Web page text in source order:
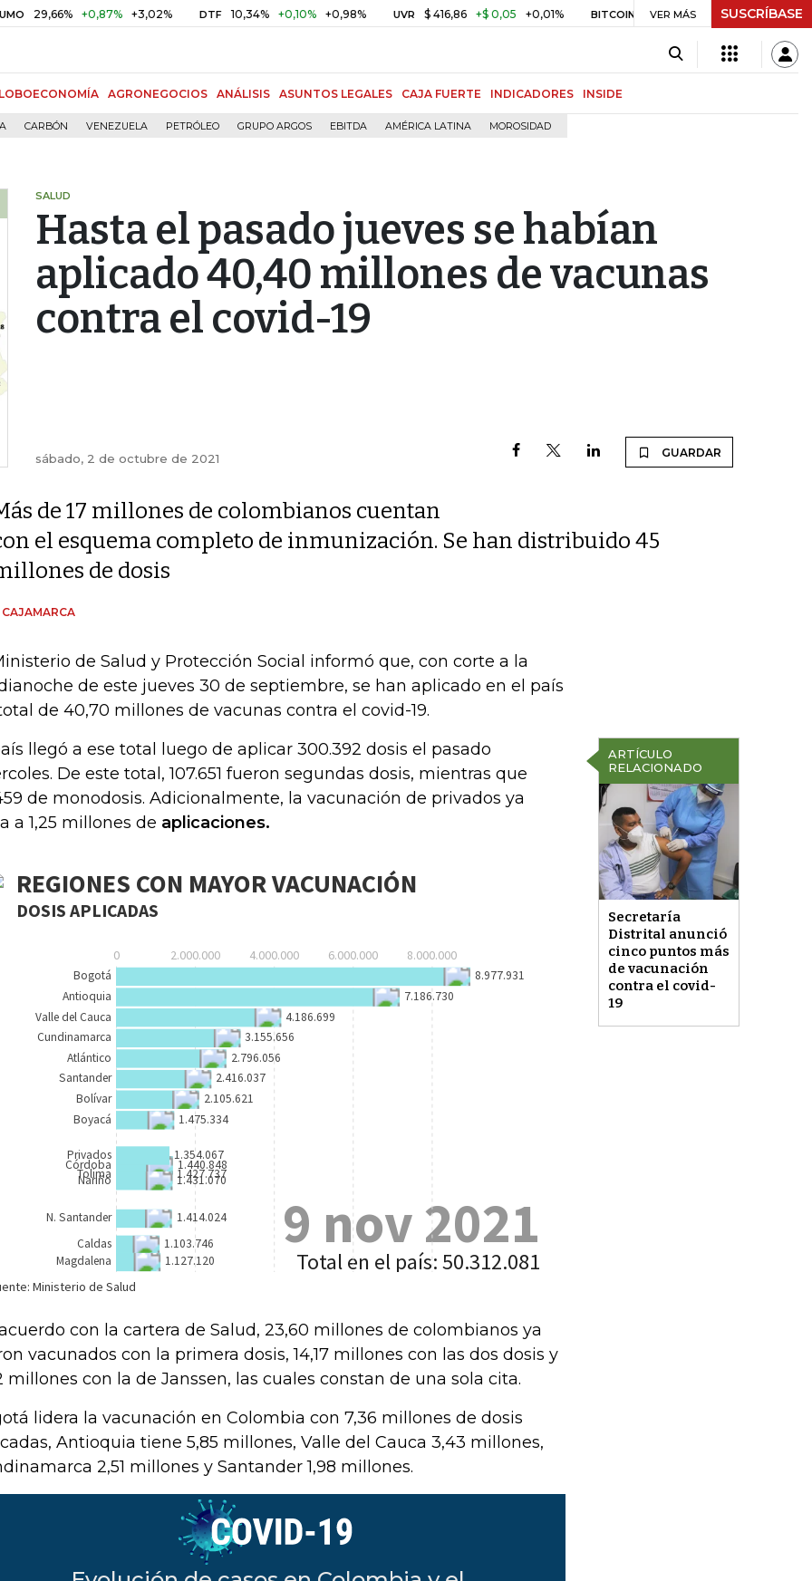
+0,87% +3,02% DTF 10,34% +0,10% +0,98% UVR $ 416,86 +$ 0,05 +0,01% BITCOIN US$ 64.442,80 -US$ 525,60 -0,81%
VER MÁS SUSCRÍBASE
AGRONEGOCIOS ANÁLISIS ASUNTOS LEGALES CAJA FUERTE INDICADORES INSIDE
CARBÓN VENEZUELA PETRÓLEO GRUPO ARGOS EBITDA AMÉRICA LATINA MOROSIDAD
SALUD
Hasta el pasado jueves se habían
aplicado 40,40 millones de vacunas
contra el covid-19
sábado, 2 de octubre de 2021 GUARDAR
de 17 millones de colombianos cuentan
el esquema completo de inmunización. Se han distribuido 45
de dosis
de Salud y Protección Social informó que, con corte a la
de este jueves 30 de septiembre, se han aplicado en el país
de 40,70 millones de vacunas contra el covid-19.
ARTÍCULO
RELACIONADO
Secretaría
Distrital anunció
cinco puntos más
de vacunación
contra el covid-
19
llegó a ese total luego de aplicar 300.392 dosis el pasado
De este total, 107.651 fueron segundas dosis, mientras que
de monodosis. Adicionalmente, la vacunación de privados ya
a 1,25 millones de aplicaciones.
con la cartera de Salud, 23,60 millones de colombianos ya
vacunados con la primera dosis, 14,17 millones con las dos dosis y
millones con la de Janssen, las cuales constan de una sola cita.
lidera la vacunación en Colombia con 7,36 millones de dosis
Antioquia tiene 5,85 millones, Valle del Cauca 3,43 millones,
2,51 millones y Santander 1,98 millones.